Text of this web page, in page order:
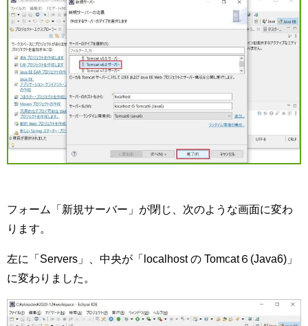
フォーム「新規サーバー」が閉じ、次のような画面に変わ
ります。
左に「Servers」、中央が「localhost の Tomcat６(Java6)」
に変わりました。